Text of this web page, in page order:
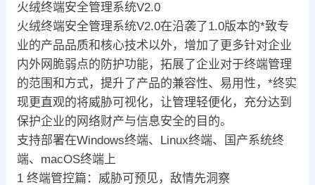
火绒终端安全管理系统V2.0
火绒终端安全管理系统V2.0在沿袭了1.0版本的*致专
业的产品品质和核心技术以外，增加了更多针对企业
内外网脆弱点的防护功能，拓展了企业对于终端管理
的范围和方式，提升了产品的兼容性、易用性，*终实
现更直观的将威胁可视化，让管理轻便化，充分达到
保护企业的网络财产与信息安全的目的。
支持部署在Windows终端、Linux终端、国产系统终
端、macOS终端上
1 终端管控篇：威胁可预见，敌情先洞察